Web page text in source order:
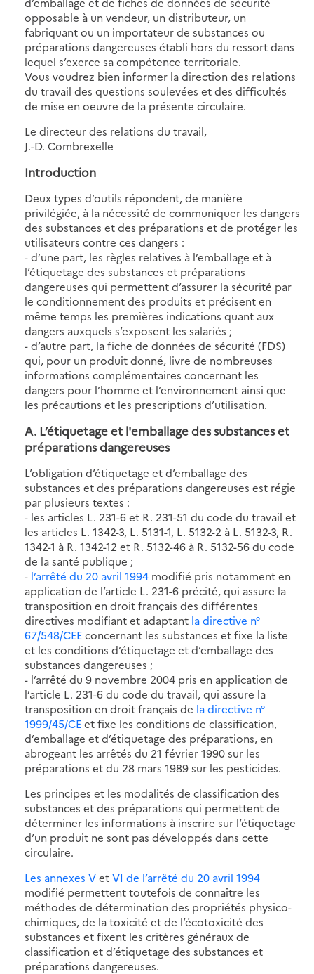
opposable à un vendeur, un distributeur, un
fabriquant ou un importateur de substances ou
préparations dangereuses établi hors du ressort dans
lequel s’exerce sa compétence territoriale.
Vous voudrez bien informer la direction des relations
du travail des questions soulevées et des difficultés
de mise en oeuvre de la présente circulaire.
Le directeur des relations du travail,
J.-D. Combrexelle
Introduction
Deux types d’outils répondent, de manière
privilégiée, à la nécessité de communiquer les dangers
des substances et des préparations et de protéger les
utilisateurs contre ces dangers :
- d’une part, les règles relatives à l’emballage et à
l’étiquetage des substances et préparations
dangereuses qui permettent d’assurer la sécurité par
le conditionnement des produits et précisent en
même temps les premières indications quant aux
dangers auxquels s’exposent les salariés ;
- d’autre part, la fiche de données de sécurité (FDS)
qui, pour un produit donné, livre de nombreuses
informations complémentaires concernant les
dangers pour l’homme et l’environnement ainsi que
les précautions et les prescriptions d’utilisation.
A. L’étiquetage et l'emballage des substances et
préparations dangereuses
L’obligation d’étiquetage et d’emballage des
substances et des préparations dangereuses est régie
par plusieurs textes :
- les articles L. 231-6 et R. 231-51 du code du travail et
les articles L. 1342-3, L. 5131-1, L. 5132-2 à L. 5132-3, R.
1342-1 à R. 1342-12 et R. 5132-46 à R. 5132-56 du code
de la santé publique ;
- l’arrêté du 20 avril 1994 modifié pris notamment en
application de l’article L. 231-6 précité, qui assure la
transposition en droit français des différentes
directives modifiant et adaptant la directive n°
67/548/CEEconcernant les substances et fixe la liste
et les conditions d’étiquetage et d’emballage des
substances dangereuses ;
- l’arrêté du 9 novembre 2004 pris en application de
l’article L. 231-6 du code du travail, qui assure la
transposition en droit français de la directive n°
1999/45/CEet fixe les conditions de classification,
d’emballage et d’étiquetage des préparations, en
abrogeant les arrêtés du 21 février 1990 sur les
préparations et du 28 mars 1989 sur les pesticides.
Les principes et les modalités de classification des
substances et des préparations qui permettent de
déterminer les informations à inscrire sur l’étiquetage
d’un produit ne sont pas développés dans cette
circulaire.
Les annexes VetVI de l’arrêté du 20 avril 1994
modifié permettent toutefois de connaître les
méthodes de détermination des propriétés physico-
chimiques, de la toxicité et de l’écotoxicité des
substances et fixent les critères généraux de
classification et d’étiquetage des substances et
préparations dangereuses.